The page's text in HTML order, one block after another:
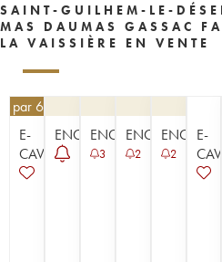
SAINT-GUILHEM-LE-
MAS DAUMAS GASSAC
LA VAISSIÈRE EN VENTE
par 6 | -10%
E-
CAVISTE
ENCHÈREENCHÈRE
3
ENCHÈRE
2
ENCHÈRE
2
E-